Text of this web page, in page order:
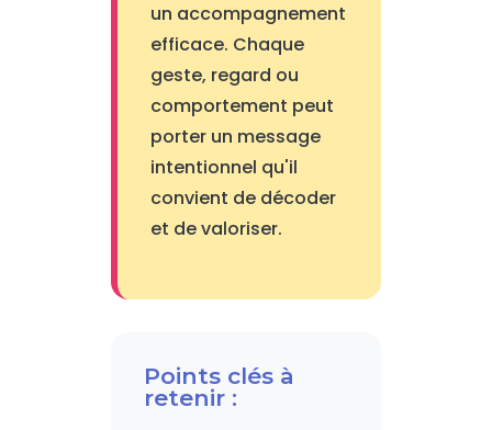
un accompagnement
efficace. Chaque
geste, regard ou
comportement peut
porter un message
intentionnel qu'il
convient de décoder
et de valoriser.
Points clés à
retenir :